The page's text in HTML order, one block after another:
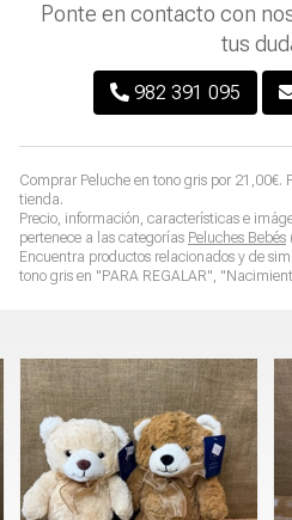
Comprar Peluche en tono gris por 21,00€.
tienda.
Precio, información, características e
pertenece a las categorías Peluches Bebés
Encuentra productos relacionados y de
tono gris en "PARA REGALAR",
Ponte en contacto con
tus
982 391 095